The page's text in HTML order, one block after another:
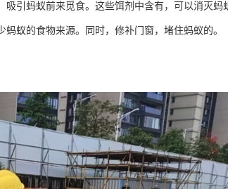
引蚂蚁前来觅食。这些饵剂中含有，可以消灭蚂
蚁的食物来源。同时，修补门窗，堵住蚂蚁的。